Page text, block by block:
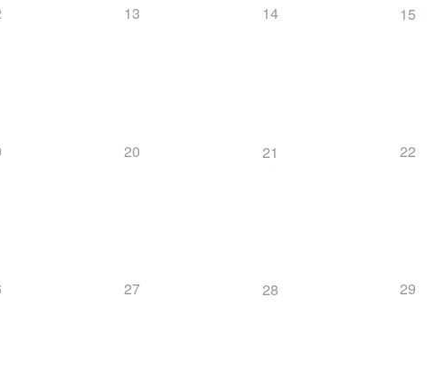
13 14 15
20 21 22
27 28 29